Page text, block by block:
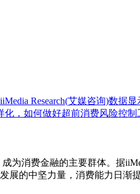
Research(艾媒咨询)数据
，如何做好超前消费风险控
费金融的主要群体。据
展的中坚力量，消费能力日渐提